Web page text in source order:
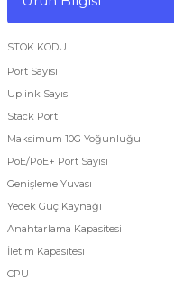
STOK KODU
Port Sayısı
Uplink Sayısı
Stack Port
Maksimum 10G Yoğunluğu
PoE/PoE+ Port Sayısı
Genişleme Yuvası
Yedek Güç Kaynağı
Anahtarlama Kapasitesi
İletim Kapasitesi
CPU